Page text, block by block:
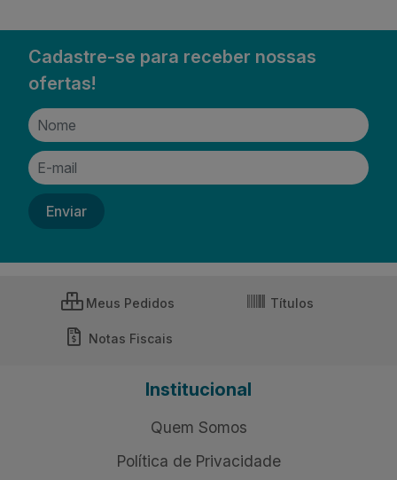
Cadastre-se para receber nossas
ofertas!
Meus Pedidos Títulos
Notas Fiscais
Institucional
Quem Somos
Política de Privacidade